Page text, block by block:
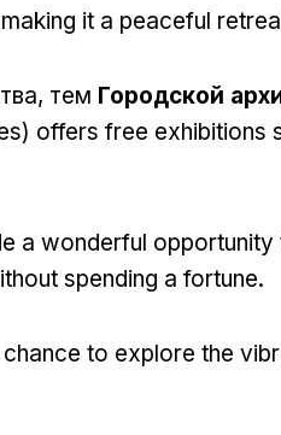
making it a peaceful
тем Городской
) offers free exhibitions
a wonderful
spending a fortune.
chance to explore the